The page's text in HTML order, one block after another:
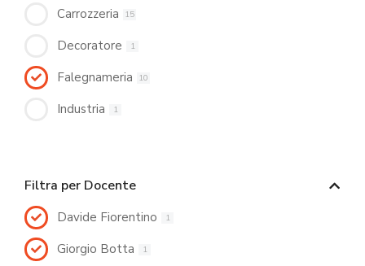
Carrozzeria 15
Decoratore 1
Falegnameria 10
Industria 1
Filtra per Docente
Davide Fiorentino 1
Giorgio Botta 1